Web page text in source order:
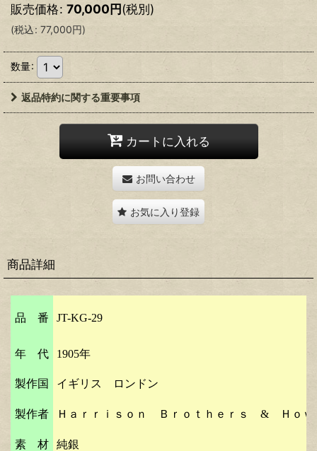
販売価格: 70,000円(税別)
(税込: 77,000円)
数量:
返品特約に関する重要事項
カートに入れる
お問い合わせ
お気に入り登録
商品詳細
品 番 JT-KG-29
年 代 1905年
製作国 イギリス ロンドン
製作者 Ｈａｒｒｉｓｏｎ Ｂｒｏｔｈｅｒｓ & Ｈｏｗ
素 材 純銀